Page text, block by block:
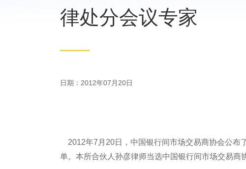
律处分会议专家
日期：2012年07月20日
2012年7月20日，中国银行间市场交易商协会公布
单。本所合伙人孙彦律师当选中国银行间市场交易商